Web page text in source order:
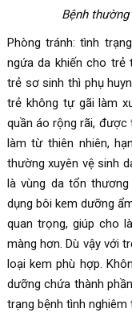
Bệnh
Phòng tránh: tình
ngứa da khiến cho trẻ
trẻ sơ sinh thì phụ
trẻ không tự gãi làm
quần áo rộng rãi,
làm từ thiên nhiên,
thường xuyên vệ sinh
là vùng da tổn
dụng bôi kem dưỡng
quan trọng, giúp cho
màng hơn. Dù vậy với
loại kem phù hợp.
dưỡng chứa thành
trạng bệnh tình nghiêm